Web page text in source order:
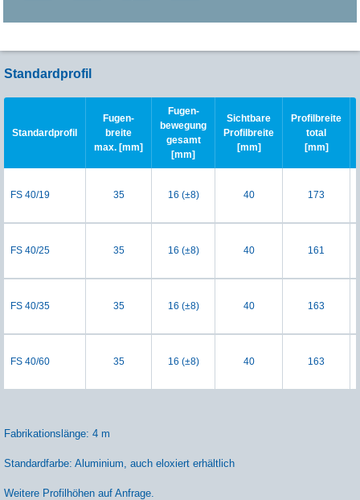
Standardprofil
Standardprofil
Fugen-
breite
max. [mm]
Fugen-
bewegung
gesamt
[mm]
Sichtbare
Profilbreite
[mm]
Profilbreite
total
[mm]
FS 40/19 35 16 (±8) 40 173
FS 40/25 35 16 (±8) 40 161
FS 40/35 35 16 (±8) 40 163
FS 40/60 35 16 (±8) 40 163
Fabrikationslänge: 4 m
Standardfarbe: Aluminium, auch eloxiert erhältlich
Weitere Profilhöhen auf Anfrage.